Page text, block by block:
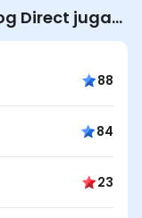
Direct juga
88
84
23